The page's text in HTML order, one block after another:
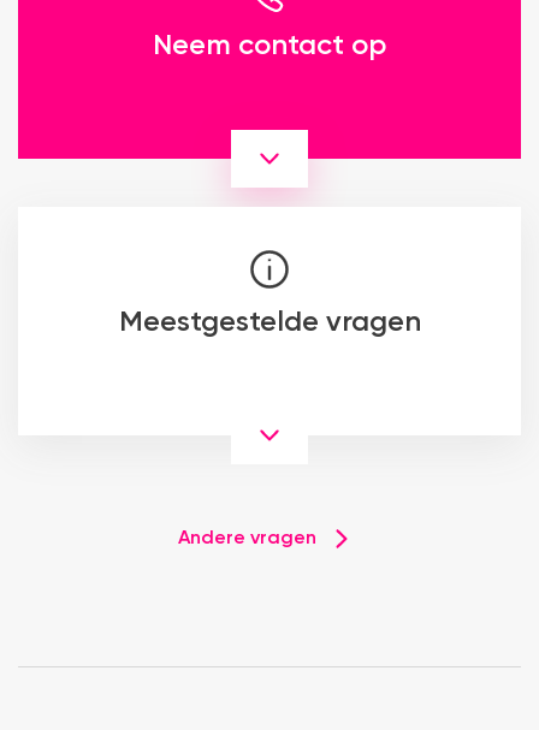
Neem contact op
Meestgestelde vragen
Andere vragen